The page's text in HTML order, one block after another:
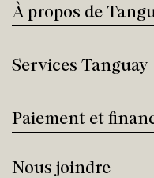
À propos de
Services Tanguay
Paiement et
Nous joindre